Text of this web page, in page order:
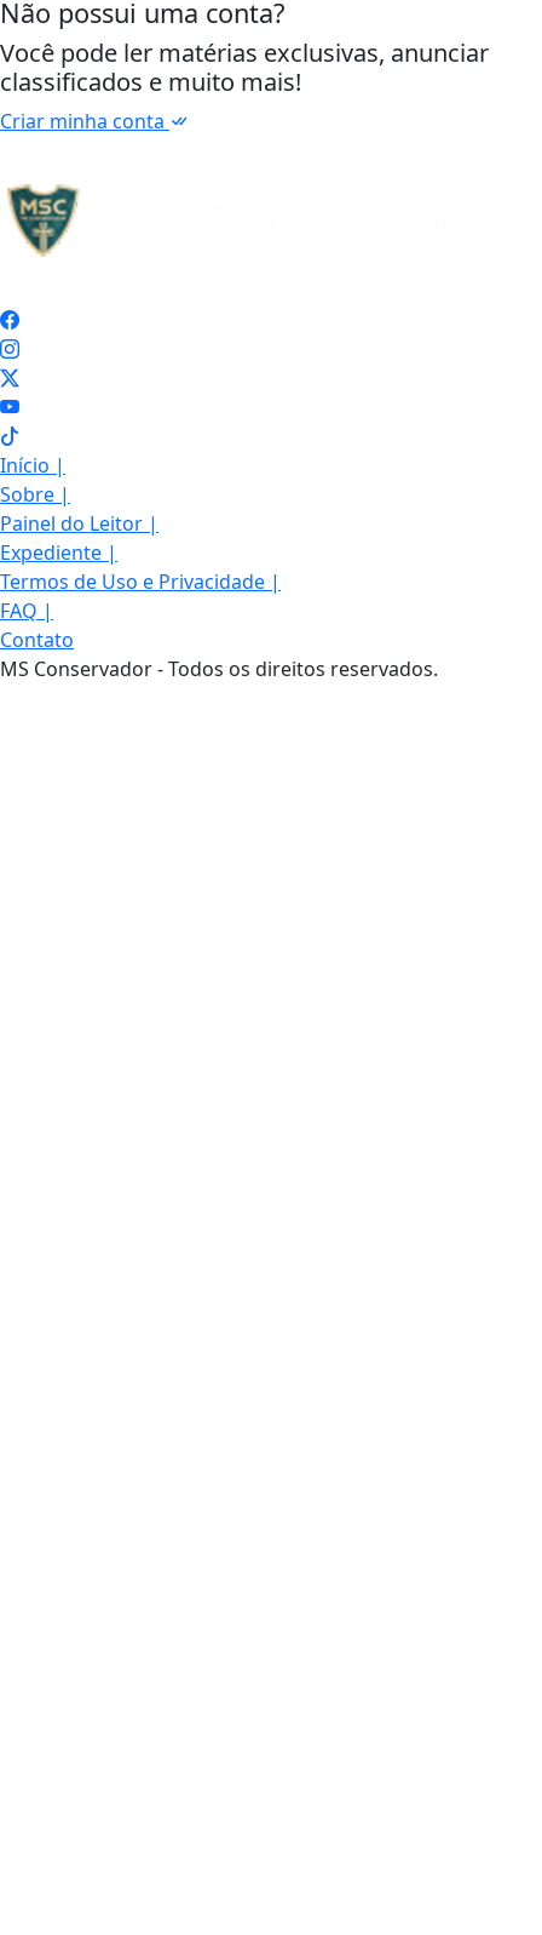
Não possui uma conta?
Você pode ler matérias exclusivas, anunciar
classificados e muito mais!
Criar minha conta
Início |
Sobre |
Painel do Leitor |
Expediente |
Termos de Uso e Privacidade |
FAQ |
Contato
MS Conservador - Todos os direitos reservados.